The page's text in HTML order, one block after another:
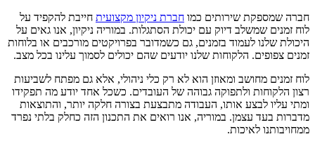
חברה שמספקת שירותים כמו חברת ניקיון מקצועית חייבת להקפיד על
לוח זמנים שמשלב דיוק עם יכולת הסתגלות. במוריה ניקיון, אנו גאים על
היכולת שלנו לעמוד בזמנים, גם כשמדובר בפרויקטים מורכבים או בלוחות
זמנים צפופים. הלקוחות שלנו יודעים שהם יכולים לסמוך עלינו בכל מצב.
לוח זמנים מחושב ומאוזן הוא לא רק כלי ניהולי, אלא גם מפתח לשביעות
רצון הלקוחות ולתפוקה גבוהה של העובדים. כשכל אחד יודע מה תפקידו
ומתי עליו לבצע אותו, העבודה מתבצעת בצורה חלקה יותר, והתוצאות
מדברות בעד עצמן. במוריה, אנו רואים את התכנון הזה כחלק בלתי נפרד
ממחויבותנו לאיכות.